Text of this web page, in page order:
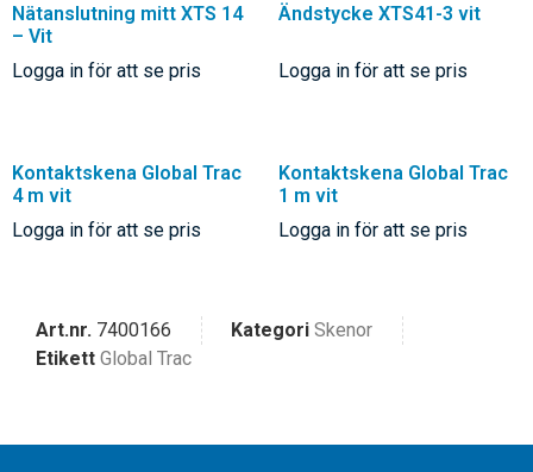
Nätanslutning mitt XTS 14
– Vit
Logga in för att se pris
Ändstycke XTS41-3 vit
Logga in för att se pris
Kontaktskena Global Trac
4 m vit
Logga in för att se pris
Kontaktskena Global Trac
1 m vit
Logga in för att se pris
Art.nr. 7400166 Kategori Skenor
Etikett Global Trac